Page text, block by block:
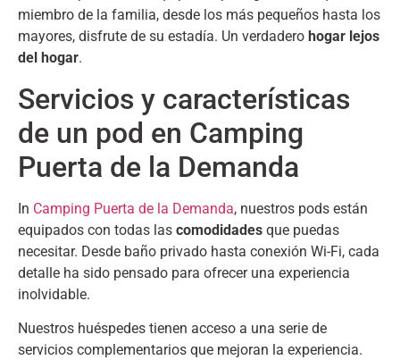
miembro de la familia, desde los más pequeños hasta los
mayores, disfrute de su estadía. Un verdadero hogar lejos
del hogar.
Servicios y características
de un pod en Camping
Puerta de la Demanda
In Camping Puerta de la Demanda, nuestros pods están
equipados con todas las comodidades que puedas
necesitar. Desde baño privado hasta conexión Wi-Fi, cada
detalle ha sido pensado para ofrecer una experiencia
inolvidable.
Nuestros huéspedes tienen acceso a una serie de
servicios complementarios que mejoran la experiencia.